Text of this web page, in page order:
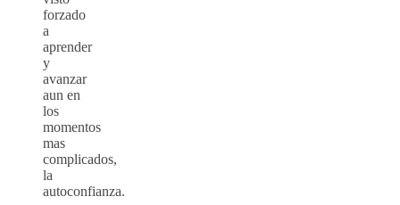
forzado
a
aprender
y
avanzar
aun en
los
momentos
mas
complicados,
la
autoconfianza.